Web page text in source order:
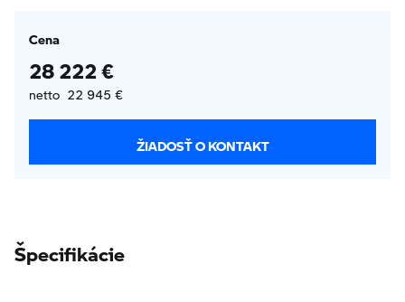
Cena
28 222 €
netto 22 945 €
ŽIADOSŤ O KONTAKT
Špecifikácie